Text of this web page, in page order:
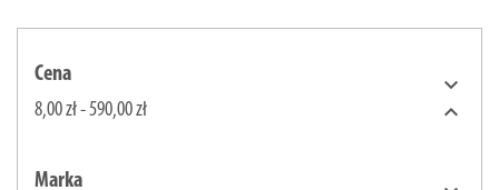
Cena


8,00 zł - 590,00 zł
Marka